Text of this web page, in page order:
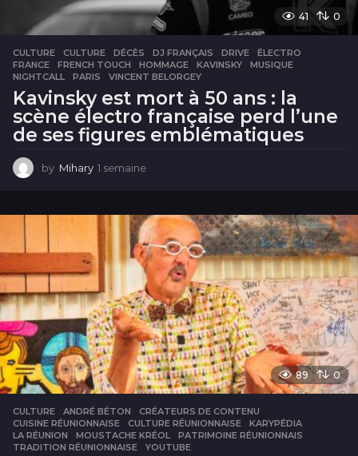
41 0
CULTURE CULTURE ,DÉCÈS ,DJ FRANÇAIS ,DRIVE ,ÉLECTRO
FRANCE
,FRENCH TOUCH ,HOMMAGE ,KAVINSKY ,MUSIQUE
NIGHTCALL
,PARIS ,VINCENT BELORGEY
Kavinsky est mort à 50 ans : la
scène électro française perd l’une
de ses figures emblématiques
by Mihary 1 semaine
m
a
i
n
e
89 0
CULTURE ANDRÉ BÉTON ,CRÉATEURS DE CONTENU
CUISINE RÉUNIONNAISE
,CULTURE RÉUNIONNAISE ,KARYPÉDIA
LA RÉUNION
,MOUSTACHE KRÉOL ,PATRIMOINE RÉUNIONNAIS
TRADITION RÉUNIONNAISE
,YOUTUBE